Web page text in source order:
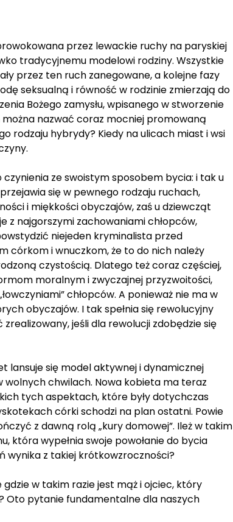
przez lewackie ruchy na paryskiej
tradycyjnemu modelowi rodziny. Wszystkie
przez ten ruch zanegowane, a kolejne fazy
seksualną i równość w rodzinie zmierzają do
Bożego zamysłu, wpisanego w stworzenie
można nazwać coraz mocniej promowaną
rodzaju hybrydy? Kiedy na ulicach miast i wsi
ze swoistym sposobem bycia: i tak u
się w pewnego rodzaju ruchach,
i miękkości obyczajów, zaś u dziewcząt
z najgorszymi zachowaniami chłopców,
niejeden kryminalista przed
córkom i wnuczkom, że to do nich należy
czystością. Dlatego też coraz częściej,
moralnym i zwyczajnej przyzwoitości,
chłopców. A ponieważ nie ma w
obyczajów. I tak spełnia się rewolucyjny
jeśli dla rewolucji zdobędzie się
lansuje się model aktywnej i dynamicznej
wolnych chwilach. Nowa kobieta ma teraz
tych aspektach, które były dotychczas
córki schodzi na plan ostatni. Powie
z dawną rolą „kury domowej”. Ileż w takim
która wypełnia swoje powołanie do bycia
wynika z takiej krótkowzroczności?
w takim razie jest mąż i ojciec, który
Oto pytanie fundamentalne dla naszych